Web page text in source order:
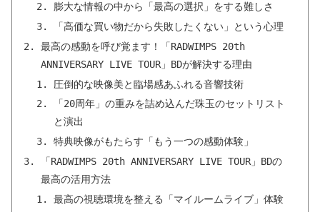
膨大な情報の中から「最高の選択」をする難しさ
「高価な買い物だから失敗したくない」という心理
最高の感動を呼び覚ます！「RADWIMPS 20th
ANNIVERSARY LIVE TOUR」BDが解決する理由
圧倒的な映像美と臨場感あふれる音響技術
「20周年」の重みを詰め込んだ珠玉のセットリスト
と演出
特典映像がもたらす「もう一つの感動体験」
「RADWIMPS 20th ANNIVERSARY LIVE TOUR」BDの
最高の活用方法
最高の視聴環境を整える「マイルームライブ」体験